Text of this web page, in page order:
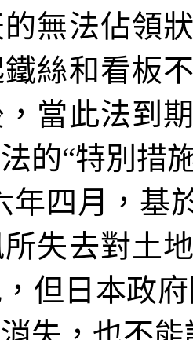
無法佔領
絲和看板
當此法到
的“特別措
年四月，基
失去對土
但日本政